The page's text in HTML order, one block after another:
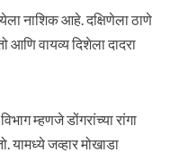
नाशिक आहे. दक्षिणेला ठाणे
आणि वायव्य दिशेला दादरा
म्हणजे डोंगरांच्या रांगा
जव्हार मोखाडा